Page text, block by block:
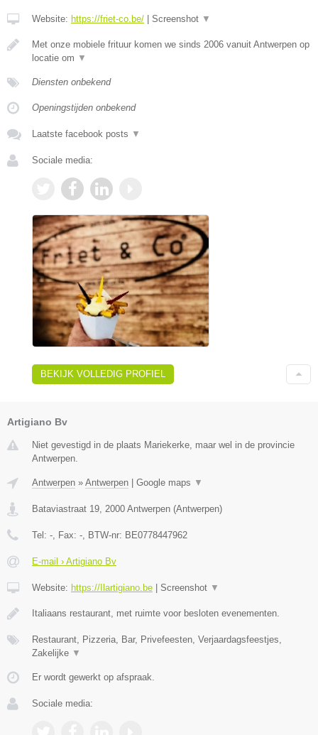
Website: https://friet-co.be/ Screenshot ▼
Met onze mobiele frituur komen we sinds 2006 vanuit Antwerpen op
locatie om ▼
Diensten onbekend
Openingstijden onbekend
Laatste facebook posts ▼
Sociale media:
BEKIJK VOLLEDIG PROFIEL
Artigiano Bv
Niet gevestigd in de plaats Mariekerke, maar wel in de provincie
Antwerpen.
Antwerpen » Antwerpen Google maps ▼
Bataviastraat 19, 2000 Antwerpen (Antwerpen)
Tel: -, Fax: -, BTW-nr: BE0778447962
E-mail › Artigiano Bv
Website: https://Ilartigiano.be Screenshot ▼
Italiaans restaurant, met ruimte voor besloten evenementen.
Restaurant, Pizzeria, Bar, Privefeesten, Verjaardagsfeestjes,
Zakelijke ▼
Er wordt gewerkt op afspraak.
Sociale media: